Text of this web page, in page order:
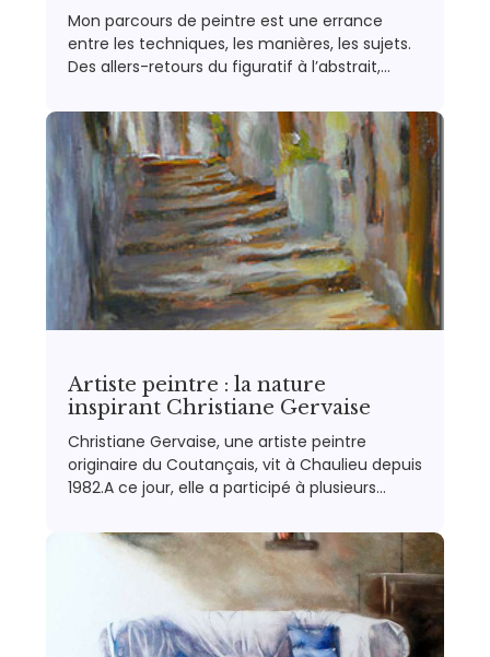
Mon parcours de peintre est une errance
entre les techniques, les manières, les sujets.
Des allers-retours du figuratif à l’abstrait,…
Artiste peintre : la nature
inspirant Christiane Gervaise
Christiane Gervaise, une artiste peintre
originaire du Coutançais, vit à Chaulieu depuis
1982.A ce jour, elle a participé à plusieurs…